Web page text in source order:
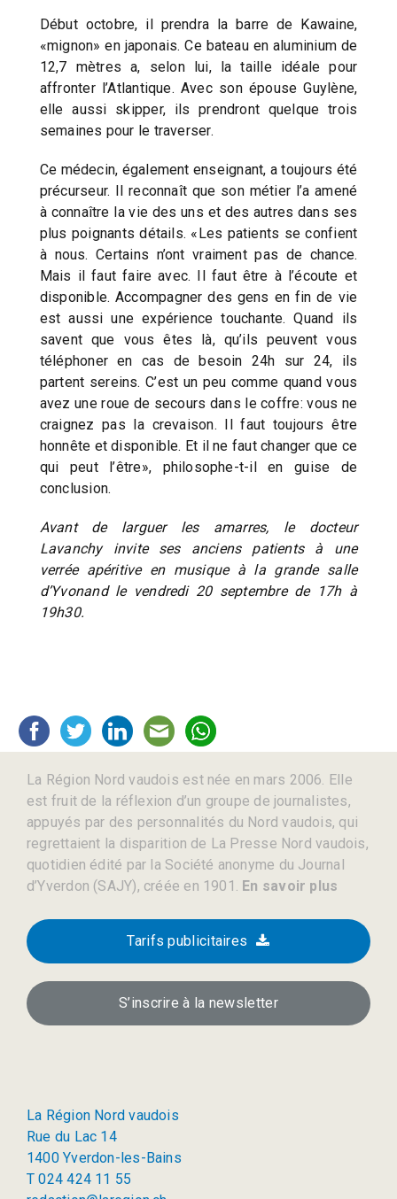
Début octobre, il prendra la barre de Kawaine,
«mignon» en japonais. Ce bateau en aluminium de
12,7 mètres a, selon lui, la taille idéale pour
affronter l’Atlantique. Avec son épouse Guylène,
elle aussi skipper, ils prendront quelque trois
semaines pour le traverser.
Ce médecin, également enseignant, a toujours été
précurseur. Il reconnaît que son métier l’a amené
à connaître la vie des uns et des autres dans ses
plus poignants détails. «Les patients se confient
à nous. Certains n’ont vraiment pas de chance.
Mais il faut faire avec. Il faut être à l’écoute et
disponible. Accompagner des gens en fin de vie
est aussi une expérience touchante. Quand ils
savent que vous êtes là, qu’ils peuvent vous
téléphoner en cas de besoin 24h sur 24, ils
partent sereins. C’est un peu comme quand vous
avez une roue de secours dans le coffre: vous ne
craignez pas la crevaison. Il faut toujours être
honnête et disponible. Et il ne faut changer que ce
qui peut l’être», philosophe-t-il en guise de
conclusion.
Avant de larguer les amarres, le docteur
Lavanchy invite ses anciens patients à une
verrée apéritive en musique à la grande salle
d’Yvonand le vendredi 20 septembre de 17h à
19h30.
La Région Nord vaudois est née en mars 2006. Elle
est fruit de la réflexion d’un groupe de journalistes,
appuyés par des personnalités du Nord vaudois, qui
regrettaient la disparition de La Presse Nord vaudois,
quotidien édité par la Société anonyme du Journal
d’Yverdon (SAJY), créée en 1901. En savoir plus
Tarifs publicitaires
S’inscrire à la newsletter
La Région Nord vaudois
Rue du Lac 14
1400 Yverdon-les-Bains
T 024 424 11 55